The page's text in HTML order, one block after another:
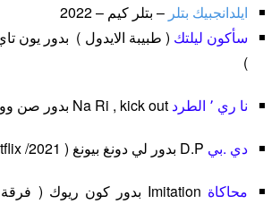
ايلدانجبيك بتلر – بتلر كيم – 2022
سأكون ليلتك
)
نا ري ٬ الطرد
دي .بي
محاكاة